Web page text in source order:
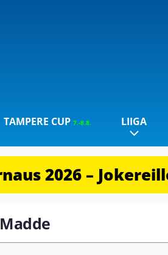
TAMPERE CUP 7.-8.8. LIIGA
2026 –